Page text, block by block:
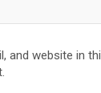
and website in